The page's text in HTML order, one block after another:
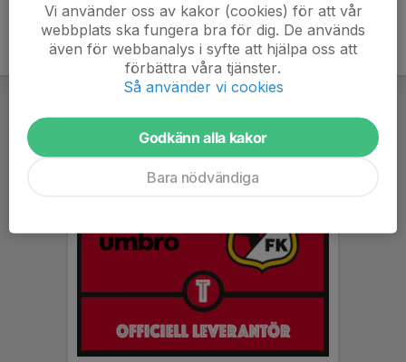
Vi använder oss av kakor (cookies) för att vår
webbplats ska fungera bra för dig. De används
även för webbanalys i syfte att hjälpa oss att
förbättra våra tjänster.
Så använder vi cookies
Godkänn alla kakor
Bara nödvändiga